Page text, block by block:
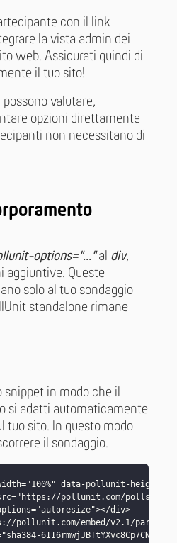
con il link
la vista admin dei
web. Assicurati quindi di
il tuo sito!
valutare,
opzioni direttamente
non necessitano di
options="..."al div,
aggiuntive. Queste
solo al tuo sondaggio
standalone rimane
snippet in modo che il
si adatti automaticamente
tuo sito. In questo modo
il sondaggio.
data-pollunit-
pollunit.com/polls/
div>
pollunit.com/embed/v2.1/
6II6rmwjJBTtYXvc8Cp7CNK/